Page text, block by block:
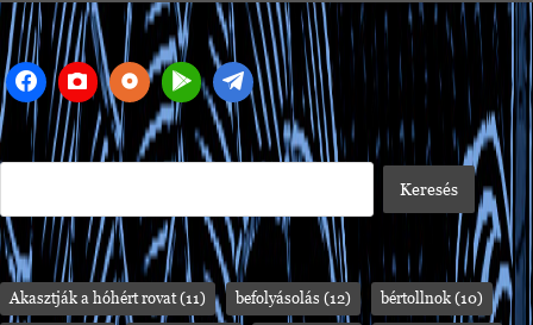
Akasztják a hóhért rovat(11) befolyásolás (12) bértollnok (10)